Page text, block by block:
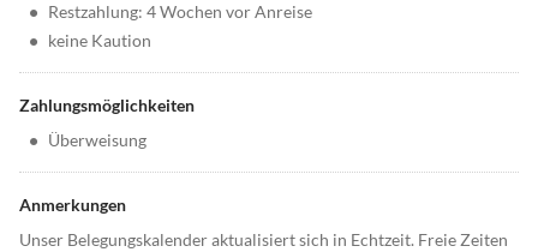
• Restzahlung: 4 Wochen vor Anreise
• keine Kaution
Zahlungsmöglichkeiten
• Überweisung
Anmerkungen
Unser Belegungskalender aktualisiert sich in Echtzeit. Freie Zeiten